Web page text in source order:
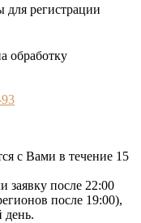
регистрации
обработку
с Вами в течение 15
заявку после 22:00
после 19:00),
день.